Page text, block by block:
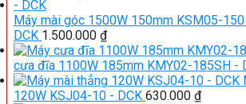
Máy mài góc 1500W 150mm KSM05-
DCK 1.500.000 ₫
cưa đĩa 1100W 185mm KMY02-185SH -
120W KSJ04-10 - DCK 630.000 ₫